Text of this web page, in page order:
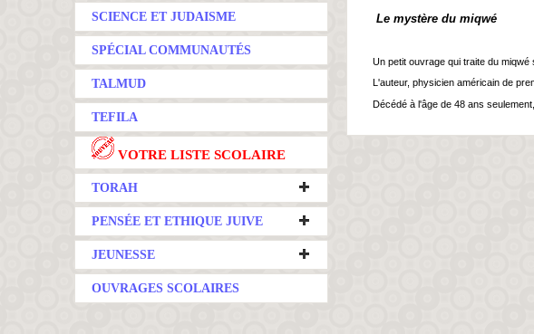
SCIENCE ET JUDAISME
SPÉCIAL COMMUNAUTÉS
TALMUD
TEFILA
VOTRE LISTE SCOLAIRE
TORAH
PENSÉE ET ETHIQUE JUIVE
JEUNESSE
OUVRAGES SCOLAIRES
Le mystère du miqwé
Un petit ouvrage qui traite du
L'auteur, physicien américain de
Décédé à l'âge de 48 ans